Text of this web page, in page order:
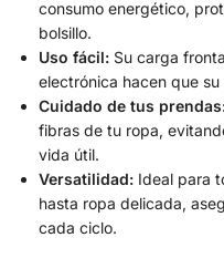
consumo energético,
bolsillo.
Uso fácil: Su carga
electrónica hacen que
Cuidado de tus
fibras de tu ropa,
vida útil.
Versatilidad: Ideal para
hasta ropa delicada,
cada ciclo.